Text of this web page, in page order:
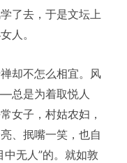
了去，于是文坛上
人。
却不怎么相宜。风
总是为着取悦人
女子，村姑农妇，
、抿嘴一笑，也自
无人”的。就如敦